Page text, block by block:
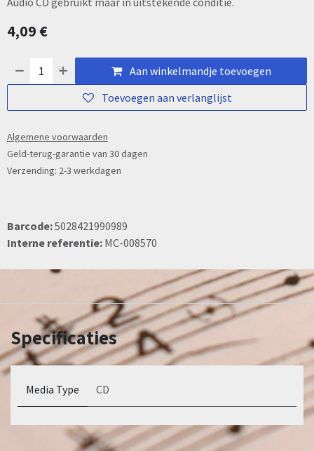
4,09€
Aan winkelmandje toevoegen
Toevoegen aan verlanglijst
Algemene voorwaarden
Geld-terug-garantie van 30 dagen
Verzending: 2-3 werkdagen
Barcode:5028421990989
Interne referentie: MC-008570
Specificaties
Media Type CD